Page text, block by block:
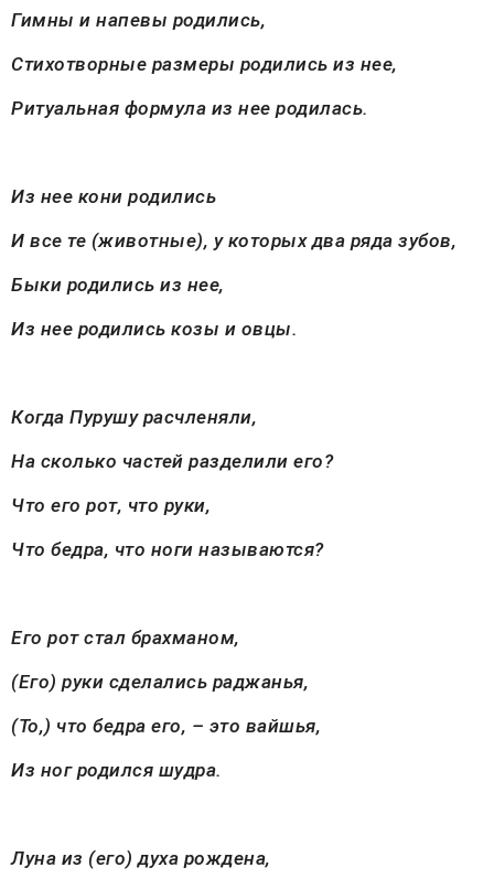
Гимны и напевы родились,
Стихотворные размеры родились из нее,
Ритуальная формула из нее родилась.
Из нее кони родились
И все те (животные), у которых два ряда зубов,
Быки родились из нее,
Из нее родились козы и овцы.
Когда Пурушу расчленяли,
На сколько частей разделили его?
Что его рот, что руки,
Что бедра, что ноги называются?
Его рот стал брахманом,
(Его) руки сделались раджанья,
(То,) что бедра его, – это вайшья,
Из ног родился шудра.
Луна из (его) духа рождена,